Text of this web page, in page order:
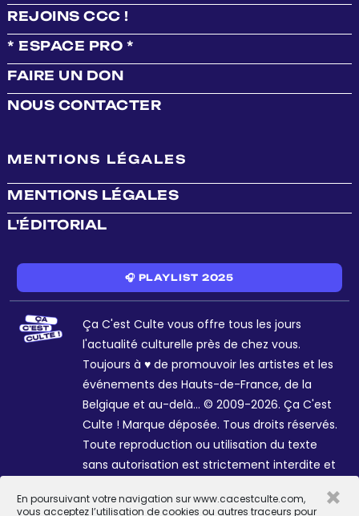
En poursuivant votre navigation sur www.cacestculte.com,
vous acceptez l’utilisation de cookies ou autres traceurs pour
×
REJOINS CCC !
* ESPACE PRO *
FAIRE UN DON
NOUS CONTACTER
MENTIONS LÉGALES
MENTIONS LÉGALES
L'ÉDITORIAL
🎧 PLAYLIST 2025
Ça C'est Culte vous offre tous les jours
l'actualité culturelle près de chez vous.
Toujours à ♥ de promouvoir les artistes et les
événements des Hauts-de-France, de la
Belgique et au-delà... © 2009-2026. Ça C'est
Culte ! Marque déposée. Tous droits réservés.
Toute reproduction ou utilisation du texte
sans autorisation est strictement interdite et
Sophie R. et Céline Galant.